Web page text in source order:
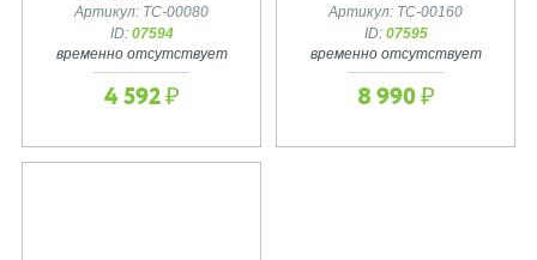
Артикул: TC-00080
ID: 07594
временно отсутствует
4 592 ₽
Артикул: TC-00160
ID: 07595
временно отсутствует
8 990 ₽